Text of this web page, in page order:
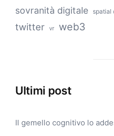
sovranità digitale spatial
twitter vr web3
Ultimi post
Il gemello cognitivo lo